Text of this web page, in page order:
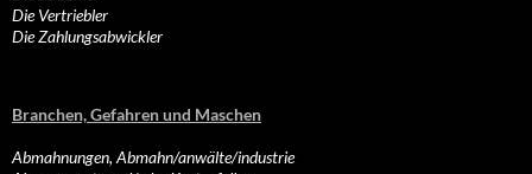
Die Vertriebler
Die Zahlungsabwickler
Branchen, Gefahren und Maschen
Abmahnungen, Abmahn/anwälte/industrie